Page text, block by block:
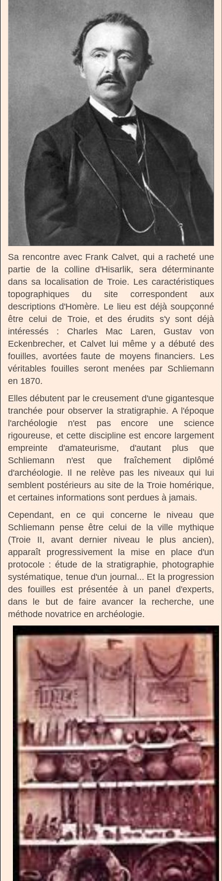
Sa rencontre avec Frank Calvet, qui a racheté une
partie de la colline d'Hisarlik, sera déterminante
dans sa localisation de Troie. Les caractéristiques
topographiques du site correspondent aux
descriptions d'Homère. Le lieu est déjà soupçonné
être celui de Troie, et des érudits s'y sont déjà
intéressés : Charles Mac Laren, Gustav von
Eckenbrecher, et Calvet lui même y a débuté des
fouilles, avortées faute de moyens financiers. Les
véritables fouilles seront menées par Schliemann
en 1870.
Elles débutent par le creusement d'une gigantesque
tranchée pour observer la stratigraphie. A l'époque
l'archéologie n'est pas encore une science
rigoureuse, et cette discipline est encore largement
empreinte d'amateurisme, d'autant plus que
Schliemann n'est que fraîchement diplômé
d'archéologie. Il ne relève pas les niveaux qui lui
semblent postérieurs au site de la Troie homérique,
et certaines informations sont perdues à jamais.
Cependant, en ce qui concerne le niveau que
Schliemann pense être celui de la ville mythique
(Troie II, avant dernier niveau le plus ancien),
apparaît progressivement la mise en place d'un
protocole : étude de la stratigraphie, photographie
systématique, tenue d'un journal... Et la progression
des fouilles est présentée à un panel d'experts,
dans le but de faire avancer la recherche, une
méthode novatrice en archéologie.